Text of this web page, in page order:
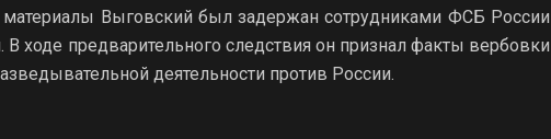
Выговский был задержан сотрудниками ФСБ России
ходе предварительного следствия он признал факты вербовки
деятельности против России.